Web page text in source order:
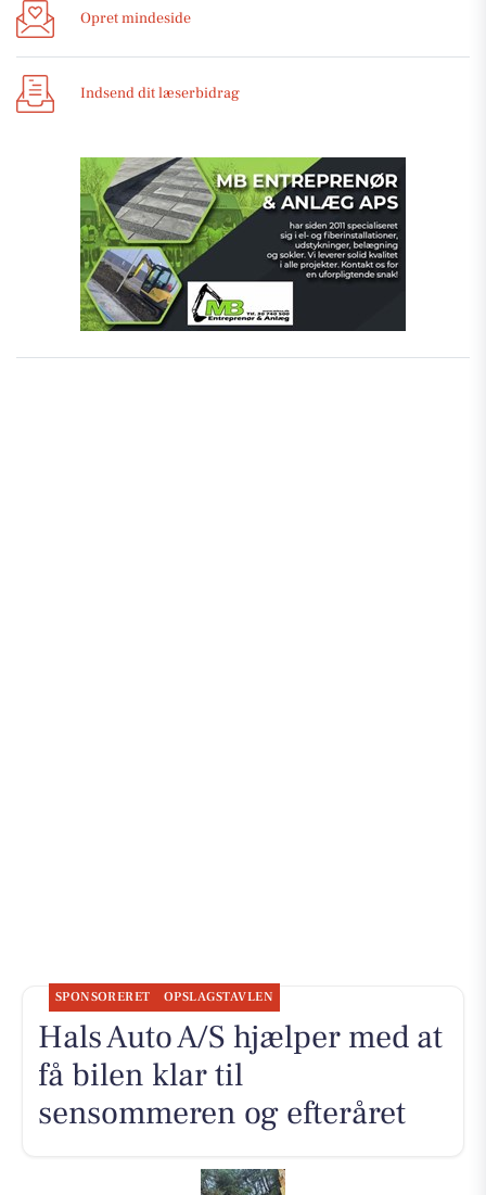
Opret mindeside
Indsend dit læserbidrag
SPONSORERET OPSLAGSTAVLEN
Hals Auto A/S hjælper med at
få bilen klar til
sensommeren og efteråret